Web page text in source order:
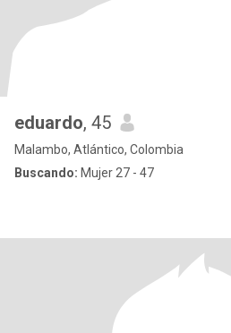
eduardo, 45
Malambo, Atlántico, Colombia
Buscando: Mujer 27 - 47